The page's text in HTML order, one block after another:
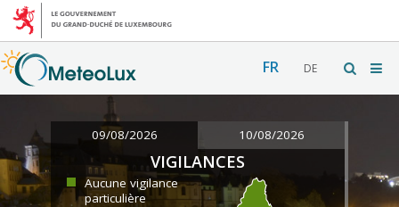
FR DE
09/08/2026 10/08/2026
VIGILANCES
Aucune vigilance
particulière